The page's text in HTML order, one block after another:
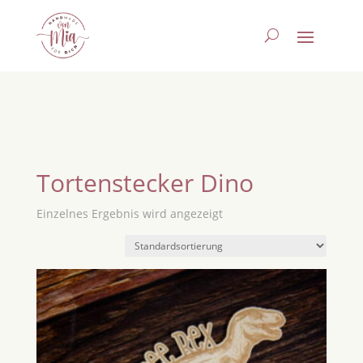
Tortenstecker Dino
Einzelnes Ergebnis wird angezeigt